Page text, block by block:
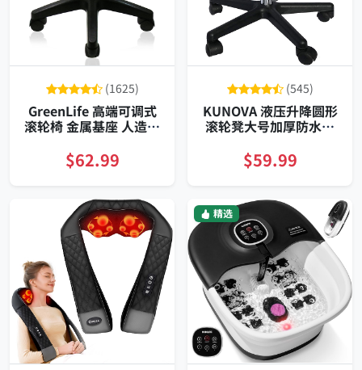
(1625)
GreenLife 高端可调式
滚轮椅 金属基座 人造皮
美容店通用
$62.99
(545)
KUNOVA 液压升降圆形
滚轮凳大号加厚防水坐
公室居家
$59.99
精选